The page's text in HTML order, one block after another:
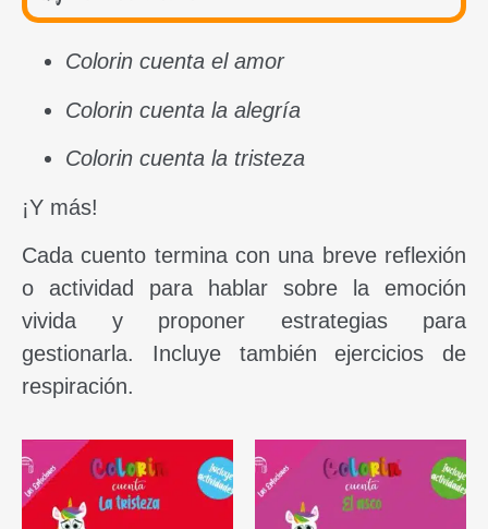
Colorin cuenta el amor
Colorin cuenta la alegría
Colorin cuenta la tristeza
¡Y más!
Cada cuento termina con una breve reflexión
o actividad para hablar sobre la emoción
vivida y proponer estrategias para
gestionarla. Incluye también ejercicios de
respiración.